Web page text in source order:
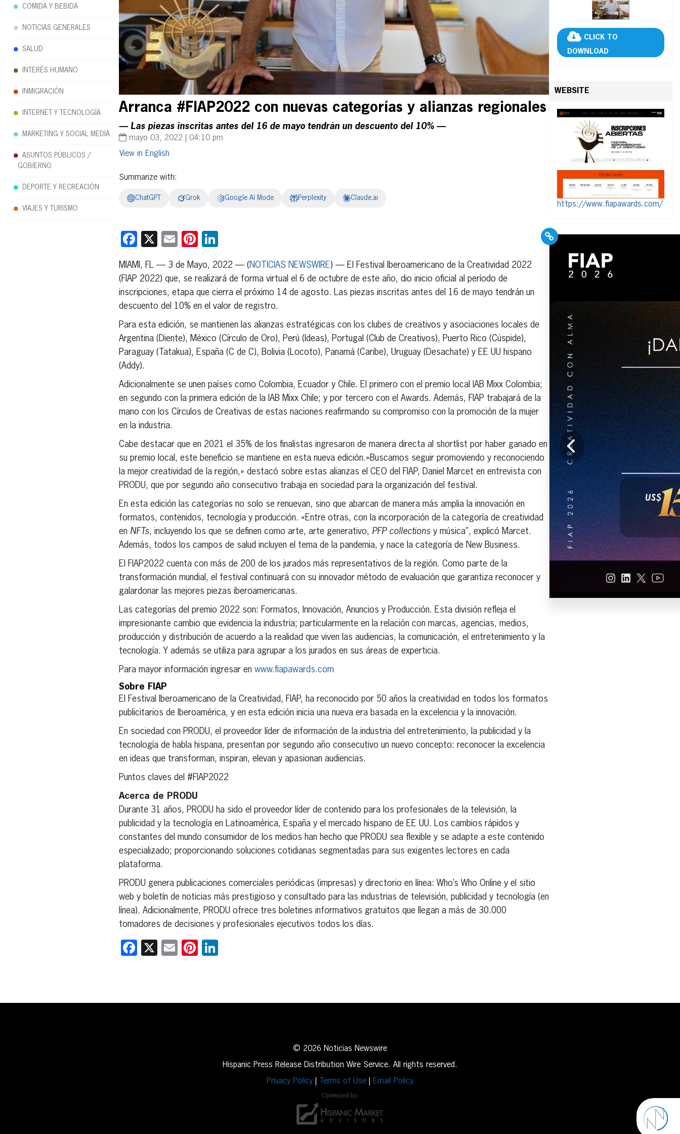
Arranca #FIAP2022 con nuevas categorías y alianzas regionales
— Las piezas inscritas antes del 16 de mayo tendrán un descuento del 10% —
mayo 03, 2022 | 04:10 pm
English
Summarize with:
ChatGPT Grok Google AI Mode Perplexity Claude.ai
Facebook
X EmailPinterest
MIAMI, FL — 3 de Mayo, 2022 — (NOTICIAS NEWSWIRE) — El Festival Iberoamericano de la Creatividad 2022
(FIAP 2022) que, se realizará de forma virtual el 6 de octubre de este año, dio inicio oficial al período de
inscripciones, etapa que cierra el próximo 14 de agosto. Las piezas inscritas antes del 16 de mayo tendrán un
descuento del 10% en el valor de registro.
Para esta edición, se mantienen las alianzas estratégicas con los clubes de creativos y asociaciones locales de
Argentina (Diente), México (Círculo de Oro), Perú (Ideas), Portugal (Club de Creativos), Puerto Rico (Cúspide),
Paraguay (Tatakua), España (C de C), Bolivia (Locoto), Panamá (Caribe), Uruguay (Desachate) y EE UU hispano
(Addy).
Adicionalmente se unen países como Colombia, Ecuador y Chile. El primero con el premio local IAB Mixx Colombia;
en segundo con la primera edición de la IAB Mixx Chile; y por tercero con el Awards. Además, FIAP trabajará de la
mano con los Círculos de Creativas de estas naciones reafirmando su compromiso con la promoción de la mujer
en la industria.
Cabe destacar que en 2021 el 35% de los finalistas ingresaron de manera directa al shortlist por haber ganado en
su premio local, este beneficio se mantiene en esta nueva edición.»Buscamos seguir promoviendo y reconociendo
la mejor creatividad de la región,» destacó sobre estas alianzas el CEO del FIAP, Daniel Marcet en entrevista con
PRODU, que por segundo año consecutivo trabaja en sociedad para la organización del festival.
En esta edición las categorías no solo se renuevan, sino que abarcan de manera más amplia la innovación en
formatos, contenidos, tecnología y producción. «Entre otras, con la incorporación de la categoría de creatividad
en NFTs, incluyendo los que se definen como arte, arte generativo, PFP collections y música”, explicó Marcet.
Además, todos los campos de salud incluyen el tema de la pandemia, y nace la categoría de New Business.
El FIAP2022 cuenta con más de 200 de los jurados más representativos de la región. Como parte de la
transformación mundial, el festival continuará con su innovador método de evaluación que garantiza reconocer y
galardonar las mejores piezas iberoamericanas.
Las categorías del premio 2022 son: Formatos, Innovación, Anuncios y Producción. Esta división refleja el
impresionante cambio que evidencia la industria; particularmente en la relación con marcas, agencias, medios,
producción y distribución de acuerdo a la realidad que viven las audiencias, la comunicación, el entretenimiento y la
tecnología. Y además se utiliza para agrupar a los jurados en sus áreas de experticia.
Para mayor información ingresar en www.fiapawards.com
Sobre FIAP
El Festival Iberoamericano de la Creatividad, FIAP, ha reconocido por 50 años la creatividad en todos los formatos
publicitarios de Iberoamérica, y en esta edición inicia una nueva era basada en la excelencia y la innovación.
En sociedad con PRODU, el proveedor líder de información de la industria del entretenimiento, la publicidad y la
tecnología de habla hispana, presentan por segundo año consecutivo un nuevo concepto: reconocer la excelencia
en ideas que transforman, inspiran, elevan y apasionan audiencias.
Puntos claves del #FIAP2022
Acerca de PRODU
Durante 31 años, PRODU ha sido el proveedor líder de contenido para los profesionales de la televisión, la
publicidad y la tecnología en Latinoamérica, España y el mercado hispano de EE UU. Los cambios rápidos y
constantes del mundo consumidor de los medios han hecho que PRODU sea flexible y se adapte a este contenido
especializado; proporcionando soluciones cotidianas segmentadas para sus exigentes lectores en cada
plataforma.
PRODU genera publicaciones comerciales periódicas (impresas) y directorio en línea: Who’s Who Online y el sitio
web y boletín de noticias más prestigioso y consultado para las industrias de televisión, publicidad y tecnología (en
línea). Adicionalmente, PRODU ofrece tres boletines informativos gratuitos que llegan a más de 30.000
tomadores de decisiones y profesionales ejecutivos todos los días.
Facebook
X EmailPinterest
CLICK TO
DOWNLOAD
WEBSITE
https://www.fiapawards.com/
Hispanic PR
excellence with our
Click here to subscribe and
receive the latest industry
news, professional
development tips, webinars,
and more!
COMIDA Y BEBIDA
NOTICIAS GENERALES
SALUD
INTERÉS HUMANO
INMIGRACIÓN
INTERNET Y TECNOLOGÍA
MARKETING Y SOCIAL MEDIA
ASUNTOS PÚBLICOS /
GOBIERNO
DEPORTE Y RECREACIÓN
VIAJES Y TURISMO
© 2026 Noticias Newswire
Hispanic Press Release Distribution Wire Service. All rights reserved.
Privacy Policy
Terms of Use Email Policy